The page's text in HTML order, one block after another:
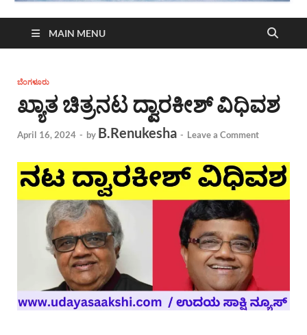
MAIN MENU
ಬೆಂಗಳೂರು
ಖ್ಯಾತ ಚಿತ್ರನಟ ದ್ವಾರಕೀಶ್ ವಿಧಿವಶ
April 16, 2024 - by B.Renukesha - Leave a Comment